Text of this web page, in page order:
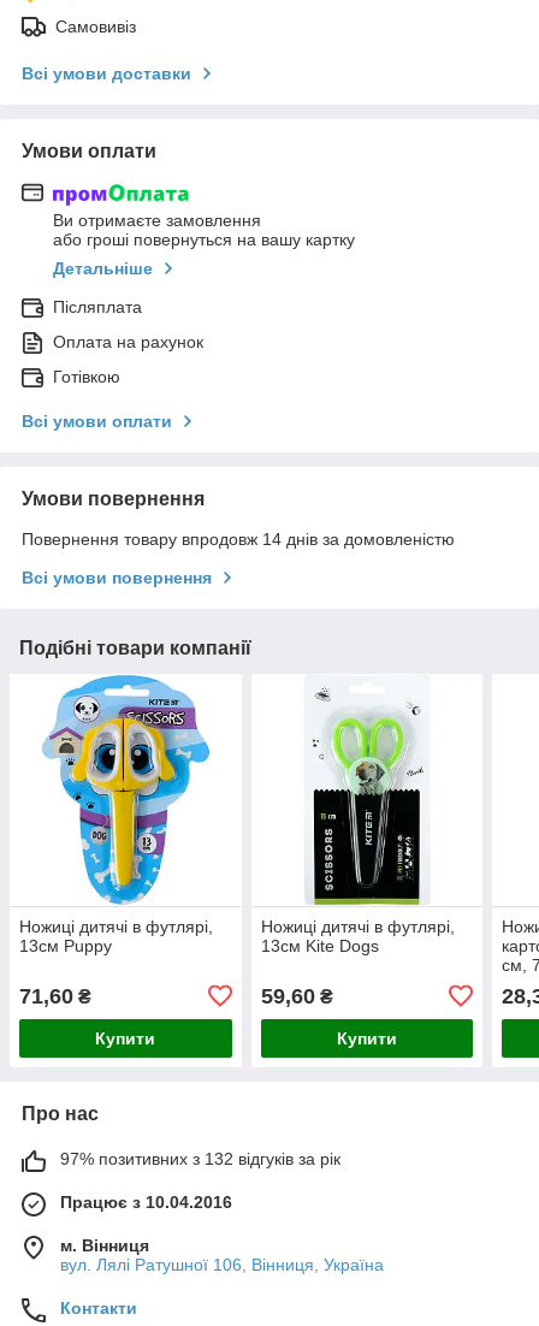
Самовивіз
Всі умови доставки
Умови оплати
Ви отримаєте замовлення
або гроші повернуться на вашу картку
Детальніше
Післяплата
Оплата на рахунок
Готівкою
Всі умови оплати
Умови повернення
Повернення товару впродовж 14 днів за домовленістю
Всі умови повернення
Подібні товари компанії
Ножиці дитячі в футлярі,
13см Puppy
71,60 ₴
Купити
Ножиці дитячі в футлярі,
13см Kite Dogs
59,60₴
Купити
см,
Про нас
97% позитивних з 132 відгуків за рік
Працює з 10.04.2016
м. Вінниця
вул. Лялі Ратушної 106, Вінниця, Україна
Контакти